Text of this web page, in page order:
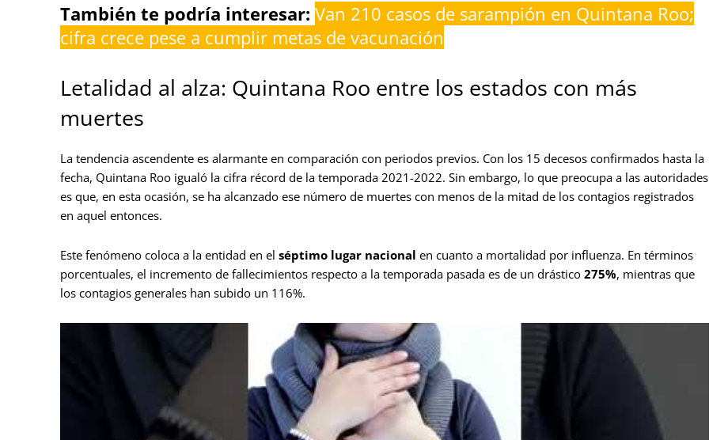
También te podría interesar: Van 210 casos de sarampión en Quintana Roo;
cifra crece pese a cumplir metas de vacunación
Letalidad al alza: Quintana Roo entre los estados con más
muertes
La tendencia ascendente es alarmante en comparación con periodos previos. Con los 15 decesos confirmados hasta la
fecha, Quintana Roo igualó la cifra récord de la temporada 2021-2022. Sin embargo, lo que preocupa a las autoridades
es que, en esta ocasión, se ha alcanzado ese número de muertes con menos de la mitad de los contagios registrados
en aquel entonces.
Este fenómeno coloca a la entidad en el séptimo lugar nacional en cuanto a mortalidad por influenza. En términos
porcentuales, el incremento de fallecimientos respecto a la temporada pasada es de un drástico 275%, mientras que
los contagios generales han subido un 116%.